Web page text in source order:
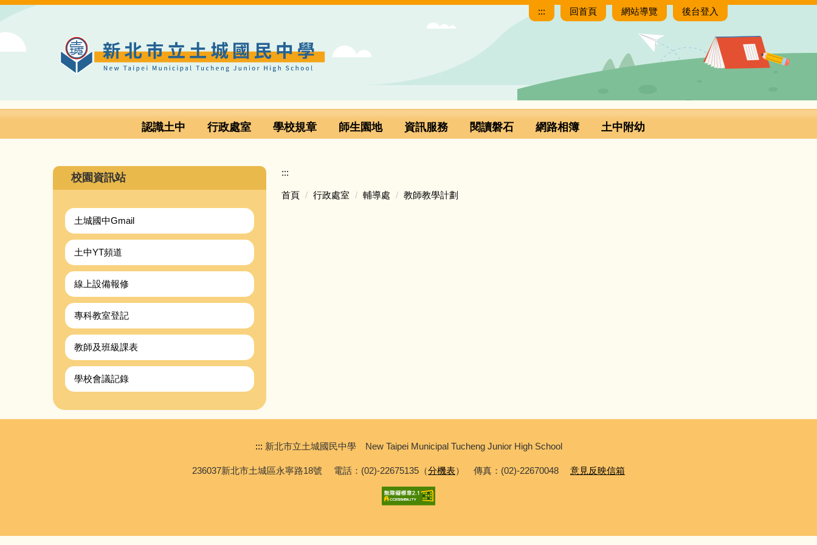
主
::: 回首頁 網站導覽 後台登入
認識土中 行政處室 學校規章 師生園地 資訊服務 閱讀磐石 網路相簿 土中附幼
校園資訊站
土城國中Gmail
土中YT頻道
線上設備報修
專科教室登記
教師及班級課表
學校會議記錄
:::
首頁 行政處室 輔導處 教師教學計劃
::: 新北市立土城國民中學 New Taipei Municipal Tucheng Junior High School
236037新北市土城區永寧路18號 電話：(02)-22675135（分機表） 傳真：(02)-22670048 意見反映信箱